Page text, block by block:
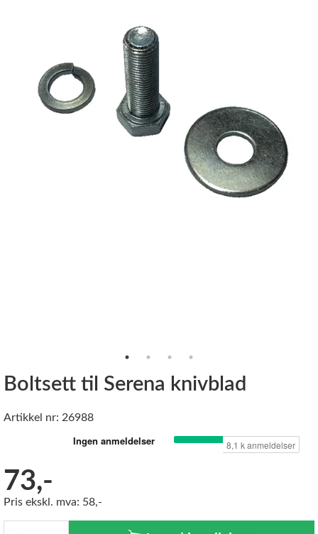
Lagertømming
Aktuelt
Boltsett til Serena knivblad
Artikkel nr: 26988
73,-
Pris ekskl. mva: 58,-
Antall